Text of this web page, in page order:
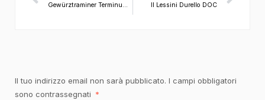
Gewürztraminer Terminum di Cantina Tramin Il Lessini Durello DOC
Il tuo indirizzo email non sarà pubblicato. I campi obbligatori
sono contrassegnati *